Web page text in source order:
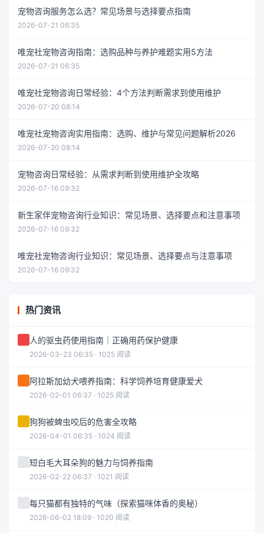
宠物咨询服务怎么选？常见场景与选择要点指南
2026-07-21 06:35
唯宠社宠物咨询指南：选购品种与养护难题实用5方法
2026-07-21 06:35
唯宠社宠物咨询日常经验：4个方法判断需求到使用维护
2026-07-20 08:14
唯宠社宠物咨询实用指南：选购、维护与常见问题解析2026
2026-07-20 08:14
宠物咨询日常经验：从需求判断到使用维护全攻略
2026-07-16 09:32
新生家伴宠物咨询行业知识：常见场景、选择要点和注意事项
2026-07-16 09:32
唯宠社宠物咨询行业知识：常见场景、选择要点与注意事项
2026-07-16 09:32
热门资讯
人的驱虫药使用指南｜正确用药保护健康
2026-03-23 06:35 · 1025 阅读
阿拉斯加幼犬喂养指南：科学饲养培育健康爱犬
2026-02-01 06:37 · 1025 阅读
狗狗被蜱虫咬后的危害全攻略
2026-04-01 06:35 · 1024 阅读
短白毛大耳朵狗的魅力与饲养指南
2026-02-22 06:37 · 1021 阅读
每只猫都有独特的气味（探索猫咪体香的奥秘）
2026-06-02 18:09 · 1020 阅读